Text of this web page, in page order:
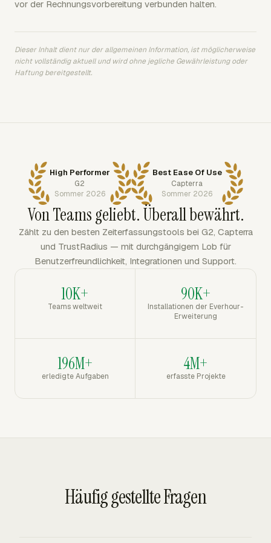
vor der Rechnungsvorbereitung verbunden halten.
Dieser Inhalt dient nur der allgemeinen Information, ist möglicherweise
nicht vollständig aktuell und wird ohne jegliche Gewährleistung oder
Haftung bereitgestellt.
High Performer
G2
Sommer 2026
Best Ease Of Use
Capterra
Sommer 2026
Von Teams geliebt. Überall bewährt.
Zählt zu den besten Zeiterfassungstools bei G2, Capterra
und TrustRadius — mit durchgängigem Lob für
Benutzerfreundlichkeit, Integrationen und Support.
10K+
Teams weltweit
90K+
Installationen der Everhour-
Erweiterung
196M+
erledigte Aufgaben
4M+
erfasste Projekte
Häufig gestellte Fragen